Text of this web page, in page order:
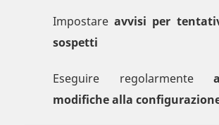
Impostareavvisi per
sospetti
Eseguire regolarmente
modifiche alla